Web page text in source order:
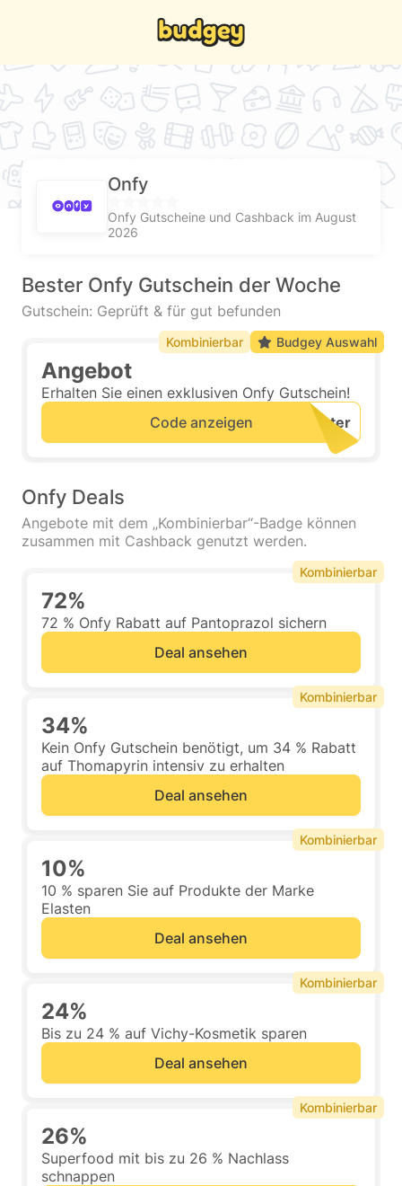
Onfy
Onfy Gutscheine und Cashback im August
2026
Bester Onfy Gutschein der Woche
Gutschein: Geprüft & für gut befunden
Angebot
Erhalten Sie einen exklusiven Onfy Gutschein!
Code anzeigen
Kombinierbar Budgey Auswahl
Onfy Deals
Angebote mit dem „Kombinierbar“-Badge können
zusammen mit Cashback genutzt werden.
72%
72 % Onfy Rabatt auf Pantoprazol sichern
Deal ansehen
Kombinierbar
34%
Kein Onfy Gutschein benötigt, um 34 % Rabatt
auf Thomapyrin intensiv zu erhalten
Deal ansehen
Kombinierbar
10%
10 % sparen Sie auf Produkte der Marke
Elasten
Deal ansehen
Kombinierbar
24%
Bis zu 24 % auf Vichy-Kosmetik sparen
Deal ansehen
Kombinierbar
26%
Superfood mit bis zu 26 % Nachlass
schnappen
Kombinierbar